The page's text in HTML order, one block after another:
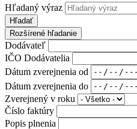
Hľadaný výraz
Hľadať
Rozšírené hľadanie
Dodávateľ
IČO Dodávatelia
Dátum zverejnenia od
Dátum zverejnenia do
Zverejnený v roku
Číslo faktúry
Popis plnenia